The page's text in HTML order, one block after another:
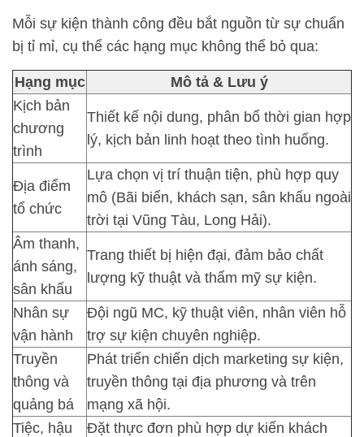
Mỗi sự kiện thành công đều bắt nguồn từ sự chuẩn
bị tỉ mỉ, cụ thể các hạng mục không thể bỏ qua:
Hạng mục
Mô tả & Lưu ý
Kịch bản
chương
trình
Thiết kế nội dung, phân bổ thời gian hợp
lý, kịch bản linh hoạt theo tình huống.
Địa điểm
tổ chức
Lựa chọn vị trí thuận tiện, phù hợp quy
mô (Bãi biển, khách sạn, sân khấu ngoài
trời tại Vũng Tàu, Long Hải).
Âm thanh,
ánh sáng,
sân khấu
Trang thiết bị hiện đại, đảm bảo chất
lượng kỹ thuật và thẩm mỹ sự kiện.
Nhân sự
vận hành
Đội ngũ MC, kỹ thuật viên, nhân viên hỗ
trợ sự kiện chuyên nghiệp.
Truyền
thông và
quảng bá
Phát triển chiến dịch marketing sự kiện,
truyền thông tại địa phương và trên
mạng xã hội.
Tiệc, hậu
Đặt thực đơn phù hợp dự kiến khách